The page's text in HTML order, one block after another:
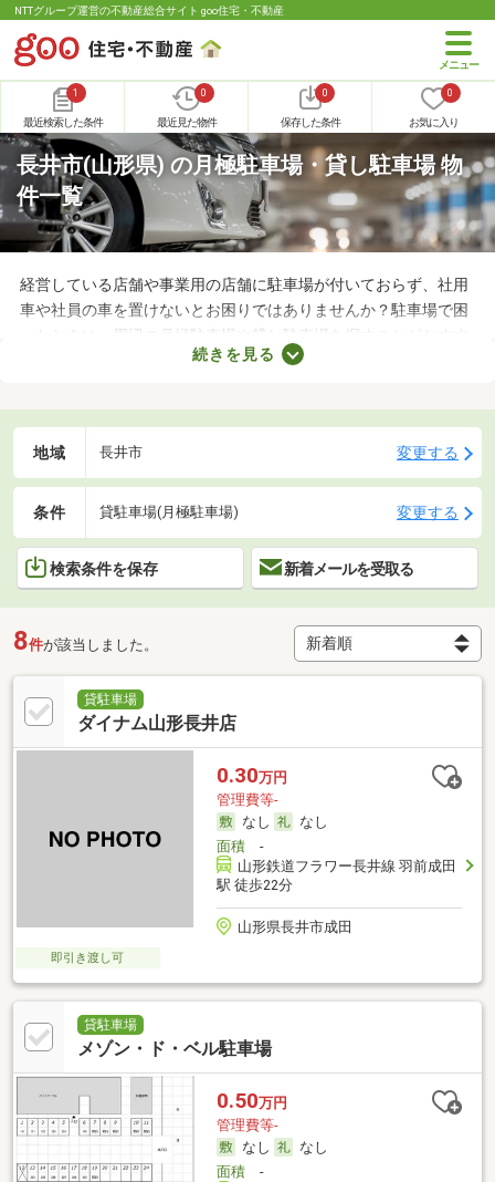
NTTグループ運営の不動産総合サイト goo住宅・不動産
1
最近検索した条件
0
最近見た物件
0
保存した条件
0
お気に入り
長井市(山形県) の月極駐車場・貸し駐車場 物
件一覧
経営している店舗や事業用の店舗に駐車場が付いておらず、社用
車や社員の車を置けないとお困りではありませんか？駐車場で困
ったときは、周辺の月極駐車場や貸し駐車場を探すことがおすす
め。店舗や事務所から近い場所に駐車スペースを確保できれば、
介するので、立地をチェックしてみましょう。
続きを見る
地域 長井市 変更する
条件 貸駐車場(月極駐車場) 変更する
検索条件を保存 新着メールを受取る
8件が該当しました。
貸駐車場
ダイナム山形長井店
0.30万円
管理費等-
なし
なし
面積-
山形鉄道フラワー長井線 羽前成田
駅 徒歩22分
山形県長井市成田
即引き渡し可
貸駐車場
メゾン・ド・ベル駐車場
0.50万円
管理費等-
なし
なし
面積-